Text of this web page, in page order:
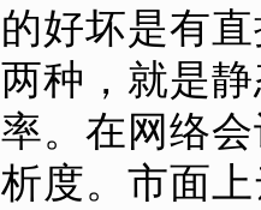
的好坏是有
两种，就是
率。在网络
析度。市面